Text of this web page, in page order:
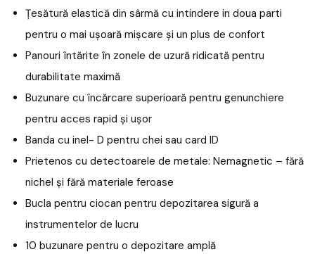
Țesătură elastică din sârmă cu intindere in doua parti
pentru o mai ușoară mișcare și un plus de confort
Panouri întărite în zonele de uzură ridicată pentru
durabilitate maximă
Buzunare cu încărcare superioară pentru genunchiere
pentru acces rapid și ușor
Banda cu inel- D pentru chei sau card ID
Prietenos cu detectoarele de metale: Nemagnetic – fără
nichel și fără materiale feroase
Bucla pentru ciocan pentru depozitarea sigură a
instrumentelor de lucru
10 buzunare pentru o depozitare amplă